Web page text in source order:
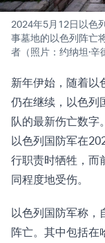
2024年5月12日以色
事墓地的以色列阵亡
者（照片：约纳坦·辛
新年伊始，随着以
仍在继续，以色列
队的最新伤亡数字。
以色列国防军在
行职责时牺牲，而
同程度地受伤。
以色列国防军称，
阵亡。其中包括在